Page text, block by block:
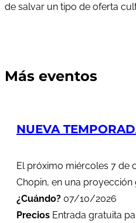
de salvar un tipo de oferta
Más eventos
NUEVA
El próximo miércoles 7 de
Chopin, en una proyección
¿Cuándo? 07/10/2026
Precios Entrada gratuita